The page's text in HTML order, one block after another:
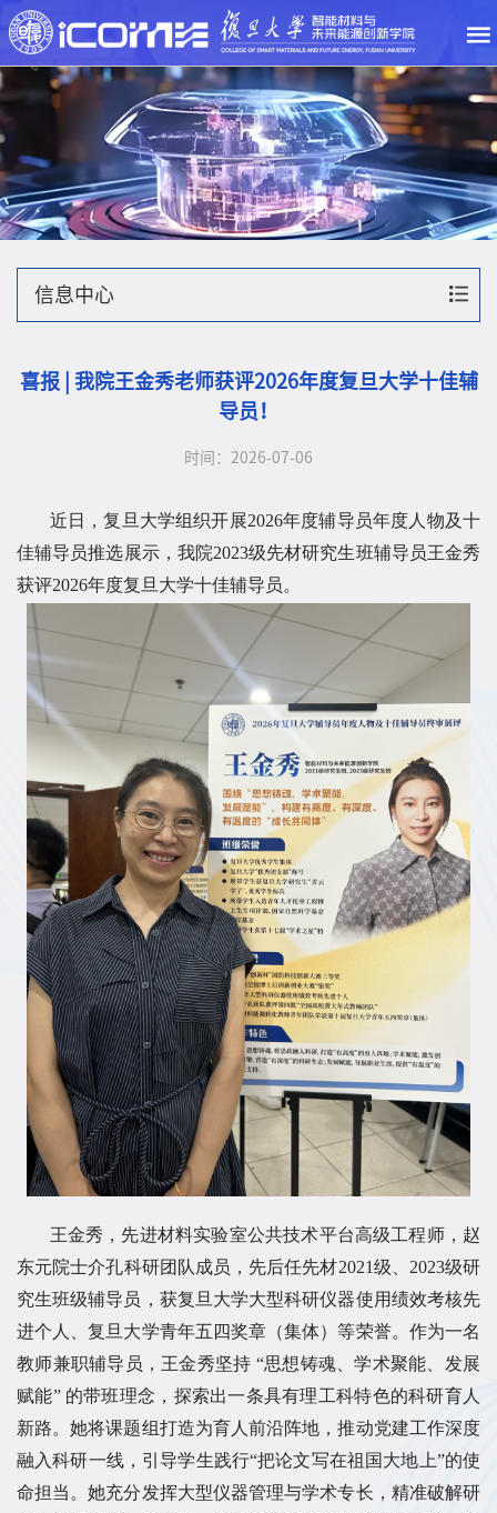
信息中心
喜报 | 我院王金秀老师获评2026年度复旦大学十佳辅
导员！
时间：2026-07-06
近日，复旦大学组织开展2026年度辅导员年度人物及十
佳辅导员推选展示，我院2023级先材研究生班辅导员王金秀
获评2026年度复旦大学十佳辅导员。
王金秀，先进材料实验室公共技术平台高级工程师，赵
东元院士介孔科研团队成员，先后任先材2021级、2023级研
究生班级辅导员，获复旦大学大型科研仪器使用绩效考核先
进个人、复旦大学青年五四奖章（集体）等荣誉。作为一名
教师兼职辅导员，王金秀坚持 “思想铸魂、学术聚能、发展
赋能” 的带班理念，探索出一条具有理工科特色的科研育人
新路。她将课题组打造为育人前沿阵地，推动党建工作深度
融入科研一线，引导学生践行“把论文写在祖国大地上”的使
命担当。她充分发挥大型仪器管理与学术专长，精准破解研